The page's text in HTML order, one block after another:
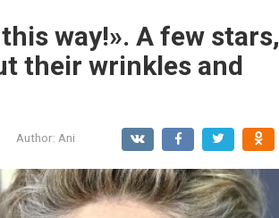
way!». A few stars,
their wrinkles and
Author: Ani